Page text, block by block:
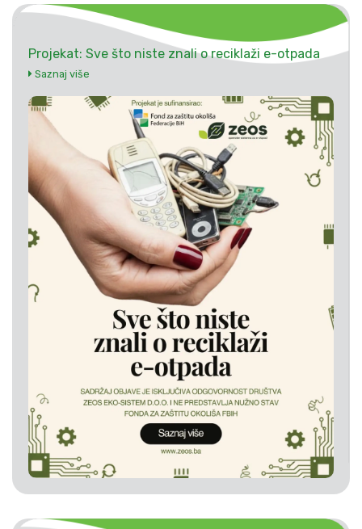
Projekat: Sve što niste znali o reciklaži e-otpada
Saznaj više